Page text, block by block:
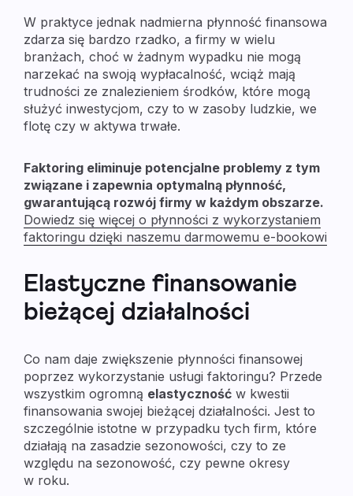
W praktyce jednak nadmierna płynność finansowa
zdarza się bardzo rzadko, a firmy w wielu
branżach, choć w żadnym wypadku nie mogą
narzekać na swoją wypłacalność, wciąż mają
trudności ze znalezieniem środków, które mogą
służyć inwestycjom, czy to w zasoby ludzkie, we
flotę czy w aktywa trwałe.
Faktoring eliminuje potencjalne problemy z tym
związane i zapewnia optymalną płynność,
gwarantującą rozwój firmy w każdym obszarze.
Dowiedz się więcej o płynności z wykorzystaniem
faktoringu dzięki naszemu darmowemu e-bookowi
Elastyczne finansowanie
bieżącej działalności
Co nam daje zwiększenie płynności finansowej
poprzez wykorzystanie usługi faktoringu? Przede
wszystkim ogromną elastycznośćw kwestii
finansowania swojej bieżącej działalności. Jest to
szczególnie istotne w przypadku tych firm, które
działają na zasadzie sezonowości, czy to ze
względu na sezonowość, czy pewne okresy
w roku.